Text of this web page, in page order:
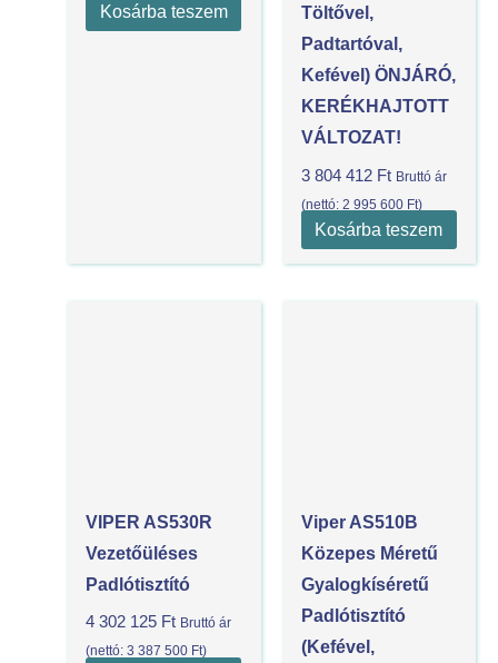
Kosárba teszem
Töltővel,
Padtartóval,
Kefével) ÖNJÁRÓ,
KERÉKHAJTOTT
VÁLTOZAT!
3 804 412 Ft Bruttó ár
(nettó: 2 995 600 Ft)
Kosárba teszem
VIPER AS530R
Vezetőüléses
Padlótisztító
4 302 125 Ft Bruttó ár
(nettó:3 387 500 Ft)
Viper AS510B
Közepes Méretű
Gyalogkíséretű
Padlótisztító
(kefével,